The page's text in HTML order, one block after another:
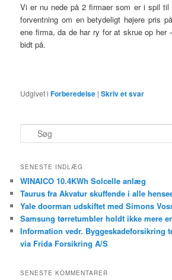
Vi er nu nede på 2 firmaer som er i spil til
forventning om en betydeligt højere pris
ene firma, da de har ry for at skrue op her
bidt på.
Udgivet i Forberedelse |Skriv et svar
ø
SENESTE INDLÆG
WINAICO 10.4KWh Solcelle anlæg
Taurus fra Akvatur skuffende i alle
Yale doorman udskiftet med Simons
Samsung tørretumbler holdt ikke mere
Information vedr. Byggeskadeforsikring
via Frida Forsikring A/S
SENESTE KOMMENTARER